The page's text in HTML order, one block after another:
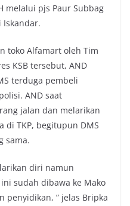
melalui pjs Paur Subbag
Iskandar.
toko Alfamart oleh Tim
KSB tersebut, AND
terduga pembeli
AND saat
jalan dan melarikan
di TKP, begitupun DMS
sama.
diri namun
sudah dibawa ke Mako
penyidikan, ” jelas Bripka